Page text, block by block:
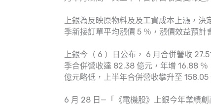
上銀為反映原物料及及工資成本上漲，
季新接訂單平均漲價 5 ％，漲價效益預計
上銀今（ 6 ）日公布， 6 月合併營收
季合併營收達 82.38 億元，年增 16.88
億元略低，上半年合併營收攀升至 158.05
6 月 28 日—「《電機股》上銀今年業績創